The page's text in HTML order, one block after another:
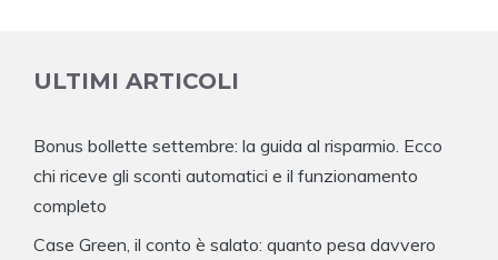
ULTIMI ARTICOLI
Bonus bollette settembre: la guida al risparmio. Ecco
chi riceve gli sconti automatici e il funzionamento
completo
Case Green, il conto è salato: quanto pesa davvero